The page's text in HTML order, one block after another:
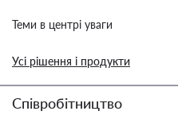
Теми в центрі уваги
Усі рішення і продукти
Співробітництво